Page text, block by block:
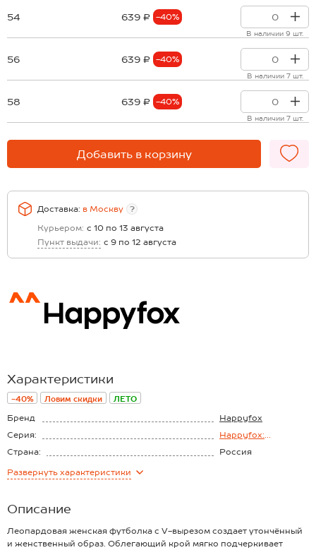
54 639 ₽ -40%
В наличии 9 шт.
56 639 ₽ -40%
В наличии 7 шт.
58 639 ₽ -40%
В наличии 7 шт.
Добавить в корзину
Доставка: в Москву
?
Курьером: с 10 по 13 августа
Пункт выдачи: с 9 по 12 августа
Характеристики
-40% Ловим скидки ЛЕТО
Бренд
Happyfox
Серия:
Happyfox:
Страна:
Россия
Состав:
Плотность ткани:
Развернуть характеристики
Описание
Леопардовая женская футболка с V-вырезом создает утончённый
и женственный образ. Облегающий крой мягко подчеркивает